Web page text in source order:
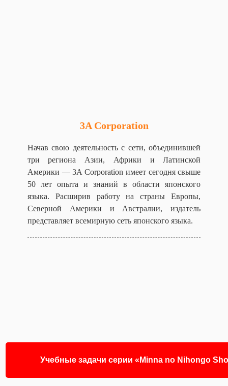
3A Corporation
Начав свою деятельность с сети, объединившей
три региона Азии, Африки и Латинской
Америки — 3A Corporation имеет сегодня свыше
50 лет опыта и знаний в области японского
языка. Расширив работу на страны Европы,
Северной Америки и Австралии, издатель
представляет всемирную сеть японского языка.
Учебные задачи серии «Minna no Nihongo